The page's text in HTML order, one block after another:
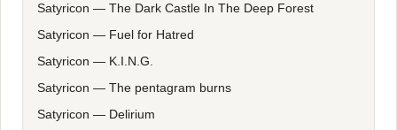
Satyricon — The Dark Castle In The Deep Forest
Satyricon — Fuel for Hatred
Satyricon — K.I.N.G.
Satyricon — The pentagram burns
Satyricon — Delirium